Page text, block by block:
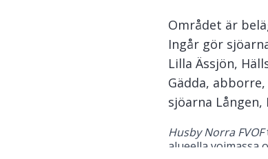
Området är
Ingår gör
Lilla Ässjön,
Gädda,
sjöarna Lången,
Husby Norra FVOF
alueella voimassa